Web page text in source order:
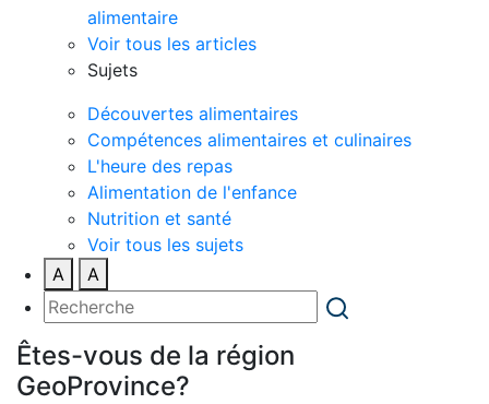
alimentaire
Voir tous les articles
Sujets
Découvertes alimentaires
Compétences alimentaires et culinaires
L'heure des repas
Alimentation de l'enfance
Nutrition et santé
Voir tous les sujets
A
A
Êtes-vous de la région
GeoProvince?